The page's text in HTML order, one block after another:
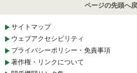
ページの先頭へ
サイトマップ
ウェブアクセシビリティ
プライバシーポリシー・免責事項
著作権・リンクについて